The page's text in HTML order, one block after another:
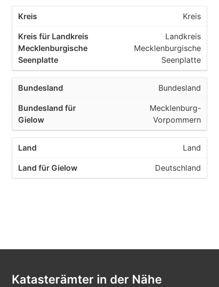
Kreis
Landkreis
Mecklenburgische
Seenplatte
Bundesland
Mecklenburg-
Vorpommern
Land
Deutschland
Katasterämter in der Nähe